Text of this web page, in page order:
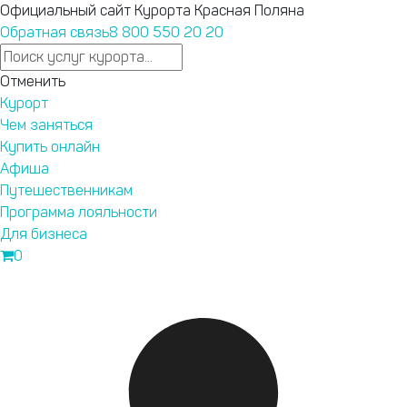
Ответы на любые вопросы в нашем телеграм-канале
Курорт Красная Поляна.
Официальный сайт Курорта Красная Поляна
Обратная связь8 800 550 20 20
Отменить
Курорт
Чем заняться
Купить онлайн
Афиша
Путешественникам
Программа лояльности
Для бизнеса
0
пропуск на территорию Сочинского
новый сайт
курорта
удобнее.
Текущие
привилегии
программы
лояльности
Перейти на новый сайт